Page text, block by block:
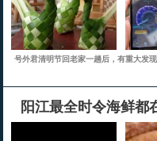
号外君清明节回老家一趟后，有重大发
阳江最全时令海鲜都